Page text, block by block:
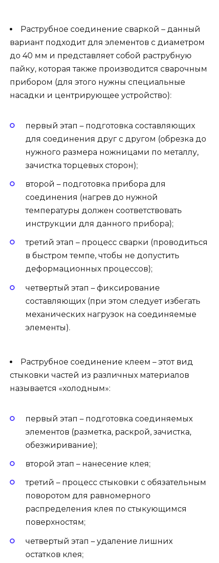
Раструбное соединение сваркой – данный
вариант подходит для элементов с диаметром
до 40 мм и представляет собой раструбную
пайку, которая также производится сварочным
прибором (для этого нужны специальные
насадки и центрирующее устройство):
первый этап – подготовка составляющих
для соединения друг с другом (обрезка до
нужного размера ножницами по металлу,
зачистка торцевых сторон);
второй – подготовка прибора для
соединения (нагрев до нужной
температуры должен соответствовать
инструкции для данного прибора);
третий этап – процесс сварки (проводиться
в быстром темпе, чтобы не допустить
деформационных процессов);
четвертый этап – фиксирование
составляющих (при этом следует избегать
механических нагрузок на соединяемые
элементы).
Раструбное соединение клеем – этот вид
стыковки частей из различных материалов
называется «холодным»:
первый этап – подготовка соединяемых
элементов (разметка, раскрой, зачистка,
обезжиривание);
второй этап – нанесение клея;
третий – процесс стыковки с обязательным
поворотом для равномерного
распределения клея по стыкующимся
поверхностям;
четвертый этап – удаление лишних
остатков клея;